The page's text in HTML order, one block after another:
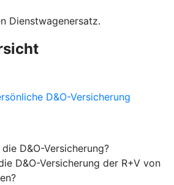
Dienstwagenersatz.
D&O-Versicherung
D&O-Versicherung?
D&O-Versicherung der R+V von